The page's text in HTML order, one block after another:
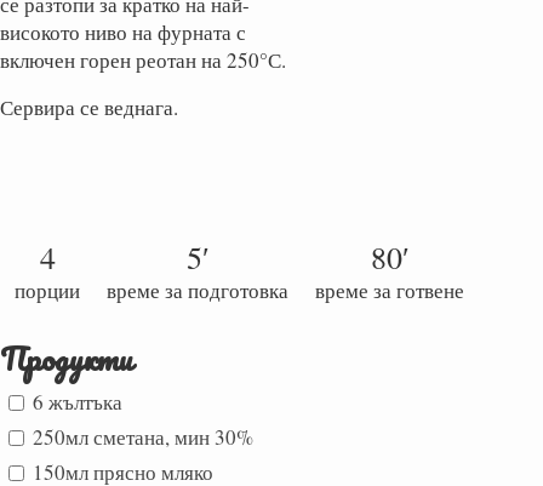
високото ниво на фурната с
включен горен реотан на 250°С.
Сервира се веднага.
4 5′ 80′
порции време за подготовка време за готвене
Продукти
6 жълтъка
250мл сметана, мин 30%
150мл прясно мляко